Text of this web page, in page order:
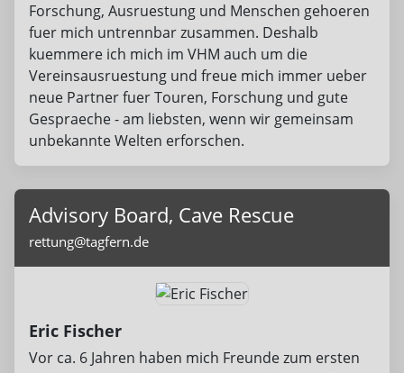
Forschung, Ausruestung und Menschen gehoeren
fuer mich untrennbar zusammen. Deshalb
kuemmere ich mich im VHM auch um die
Vereinsausruestung und freue mich immer ueber
neue Partner fuer Touren, Forschung und gute
Gespraeche - am liebsten, wenn wir gemeinsam
unbekannte Welten erforschen.
Advisory Board, Cave Rescue
rettung@tagfern.de
Eric Fischer
Vor ca. 6 Jahren haben mich Freunde zum ersten